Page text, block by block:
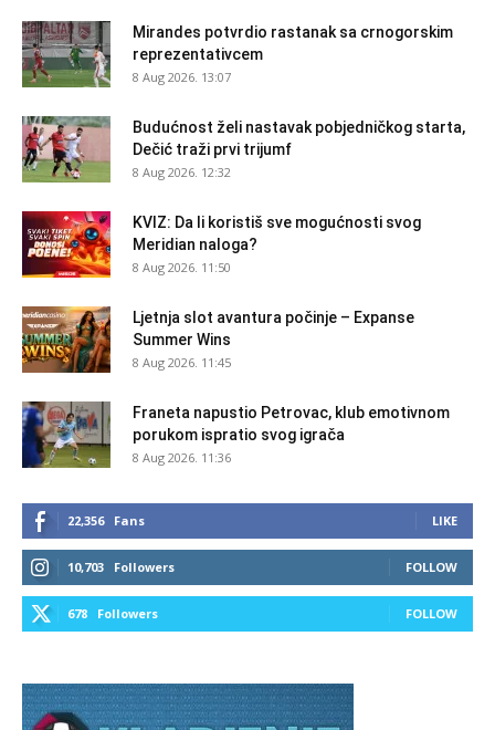
Mirandes potvrdio rastanak sa crnogorskim
reprezentativcem
8 Aug 2026. 13:07
Budućnost želi nastavak pobjedničkog starta,
Dečić traži prvi trijumf
8 Aug 2026. 12:32
KVIZ: Da li koristiš sve mogućnosti svog
Meridian naloga?
8 Aug 2026. 11:50
Ljetnja slot avantura počinje – Expanse
Summer Wins
8 Aug 2026. 11:45
Franeta napustio Petrovac, klub emotivnom
porukom ispratio svog igrača
8 Aug 2026. 11:36
22,356 Fans LIKE
10,703 Followers FOLLOW
678 Followers FOLLOW